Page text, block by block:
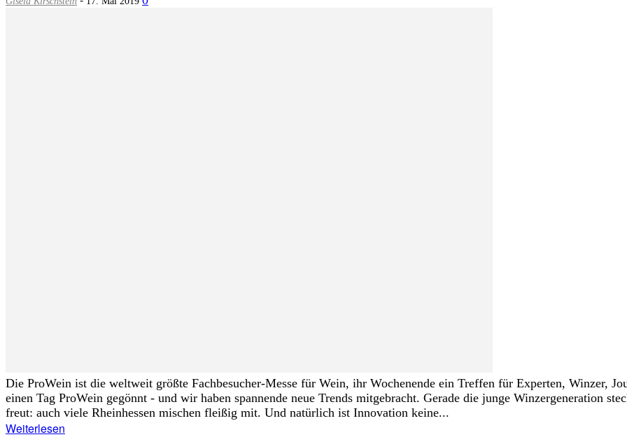
Die ProWein ist die weltweit größte Fachbesucher-Messe für Wein, ihr Wochenende ein Treffen für Experten, Winzer,
einen Tag ProWein gegönnt - und wir haben spannende neue Trends mitgebracht. Gerade die junge Winzergeneration
freut: auch viele Rheinhessen mischen fleißig mit. Und natürlich ist Innovation keine...
Weiterlesen